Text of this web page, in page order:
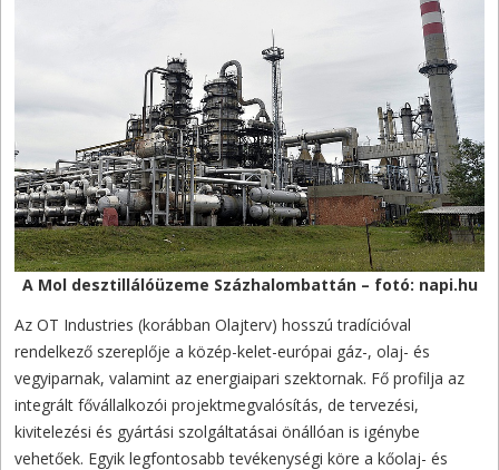
A Mol desztillálóüzeme Százhalombattán – fotó: napi.hu
Az OT Industries (korábban Olajterv) hosszú tradícióval
rendelkező szereplője a közép-kelet-európai gáz-, olaj- és
vegyiparnak, valamint az energiaipari szektornak. Fő profilja az
integrált fővállalkozói projektmegvalósítás, de tervezési,
kivitelezési és gyártási szolgáltatásai önállóan is igénybe
vehetőek. Egyik legfontosabb tevékenységi köre a kőolaj- és